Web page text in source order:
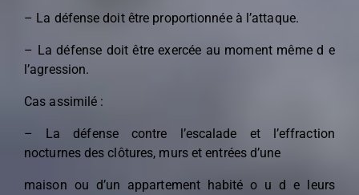
– La défense doit être proportionnée à l’attaque.
– La défense doit être exercée au moment même d e
l’agression.
Cas assimilé :
– La défense contre l’escalade et l’effraction
nocturnes des clôtures, murs et entrées d’une
maison ou d’un appartement habité o u d e leurs